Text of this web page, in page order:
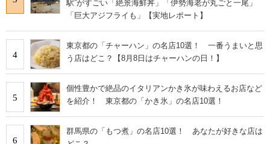
駅”がすごい「絶景海鮮丼」「伊勢海老が丸ごと一尾」
「巨大アジフライも」【実地レポート】
4
東京都の「チャーハン」の名店10選！ 一番うまいと思
う店はどこ？【8月8日はチャーハンの日！】
5
個性豊かで絶品のイタリアンかき氷が味わえるお店など
を紹介！ 東京都の「かき氷」の名店10選！
6
群馬県の「もつ煮」の名店10選！ あなたが好きな店は